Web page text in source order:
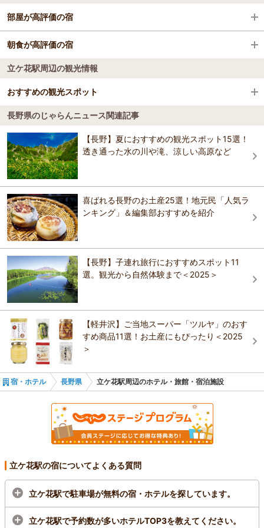
権堂駅
善光寺下駅
上高地
美ヶ原高原
雲場池
旧軽井沢銀座
伊那・駒ヶ根・飯田・昼神
松本市（松本駅周辺・浅間・美ヶ原・塩尻）
蓼科・白樺湖・車山・女神湖・姫木平
白馬・小谷
軽井沢・佐久・小諸
安曇野・大町
上田・別所・鹿教湯
菅平・峰の原
斑尾・飯山・信濃町・黒姫
八ヶ岳・富士見・原村・野辺山・小海
木曽
志賀・北志賀・湯田中渋
戸倉上山田・千曲
部屋が高評価の宿
松川渓谷に佇む宿 信州山田温泉 山田館
旅館わらび野
心を整える宿 風景館
長野県 美しい村の自然と癒しの宿 平野屋
五色の湯旅館
Spa Lodge Redwood Inn レッドウッドイン
朝食が高評価の宿
松川渓谷に佇む宿 信州山田温泉 山田館
旅館わらび野
心を整える宿 風景館
長野県 美しい村の自然と癒しの宿 平野屋
五色の湯旅館
Spa Lodge Redwood Inn レッドウッドイン
立ケ花駅周辺の観光情報
おすすめの観光スポット
コトリの湯
3.8
一日中巣ごもりできる日帰り温泉 庭園露天風呂やスチームサウナのあ
る入浴施設、レストラン、カフェ、2階の巣ごもりスペースでは10000
冊のコミックや雑誌、無料で使用できるマッサージチェアやWiFiを完
備。
おすすめの観光スポットガイドを見る
長野県のじゃらんニュース関連記事
【長野】夏におすすめの観光スポット15選！
透き通った水の川や滝、涼しい高原など
喜ばれる長野のお土産25選！地元民「人気ラ
ンキング」＆編集部おすすめを紹介
【長野】子連れ旅行におすすめスポット11
選。観光から自然体験まで＜2025＞
【軽井沢】ご当地スーパー「ツルヤ」のおす
すめ商品11選！お土産にもぴったり＜2025
＞
宿・ホテル 長野県 立ケ花駅周辺のホテル・旅館・宿泊施設
立ケ花駅の宿についてよくある質問
立ケ花駅で駐車場が無料の宿・ホテルを探しています。
立ケ花駅で予約数が多いホテルTOP3を教えてください。